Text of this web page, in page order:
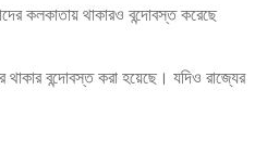
কলকাতায় থাকারও বন্দোবস্ত করেছে
বন্দোবস্ত করা হয়েছে। যদিও রাজ্যের